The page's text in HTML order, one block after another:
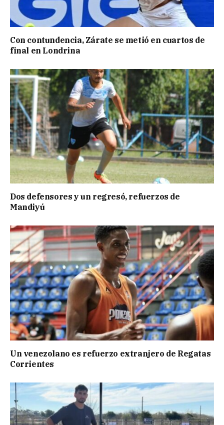
Con contundencia, Zárate se metió en cuartos de
final en Londrina
Dos defensores y un regresó, refuerzos de
Mandiyú
Un venezolano es refuerzo extranjero de Regatas
Corrientes